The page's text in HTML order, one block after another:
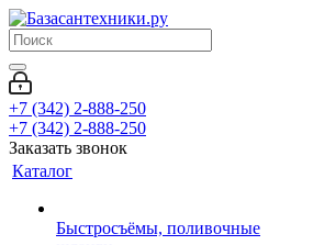
+7 (342) 2-888-250
+7 (342) 2-888-250
Заказать звонок
Каталог
Быстросъёмы, поливочные